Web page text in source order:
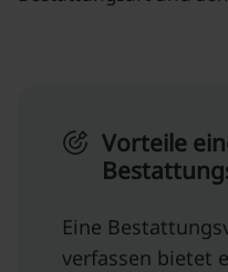
Vorteile
Eine
verfassen bietet